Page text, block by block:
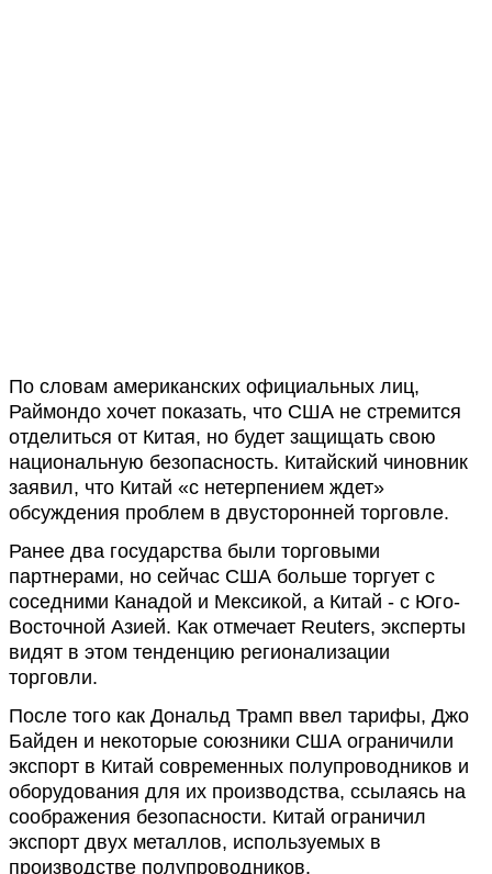
По словам американских официальных лиц,
Раймондо хочет показать, что США не стремится
отделиться от Китая, но будет защищать свою
национальную безопасность. Китайский чиновник
заявил, что Китай «с нетерпением ждет»
обсуждения проблем в двусторонней торговле.
Ранее два государства были торговыми
партнерами, но сейчас США больше торгует с
соседними Канадой и Мексикой, а Китай - с Юго-
Восточной Азией. Как отмечает Reuters, эксперты
видят в этом тенденцию регионализации
торговли.
После того как Дональд Трамп ввел тарифы, Джо
Байден и некоторые союзники США ограничили
экспорт в Китай современных полупроводников и
оборудования для их производства, ссылаясь на
соображения безопасности. Китай ограничил
экспорт двух металлов, используемых в
производстве полупроводников.